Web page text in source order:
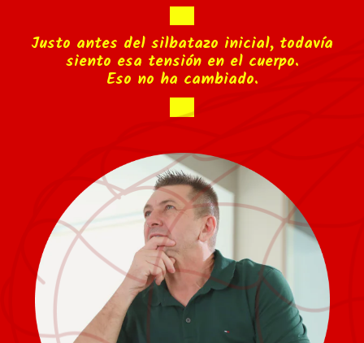
Justo antes del silbatazo inicial, todavía
siento esa tensión en el cuerpo.
Eso no ha cambiado.